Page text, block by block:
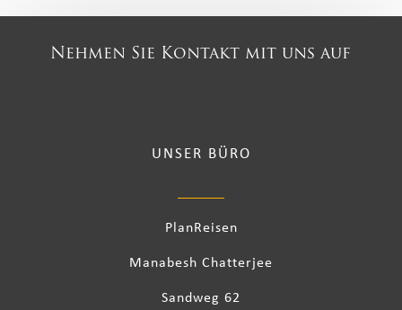
Nehmen Sie Kontakt mit uns auf
UNSER BÜRO
PlanReisen
Manabesh Chatterjee
Sandweg 62